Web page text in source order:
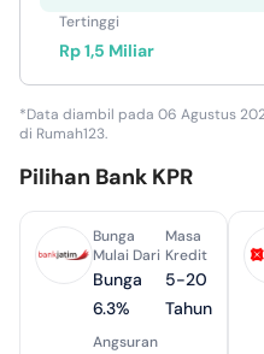
Tertinggi
Rp 1,5 Miliar
*Data diambil pada 06 Agustus
di Rumah123.
Pilihan Bank KPR
Bunga
Mulai Dari
Bunga
6.3%
Angsuran
Masa
Kredit
5-20
Tahun